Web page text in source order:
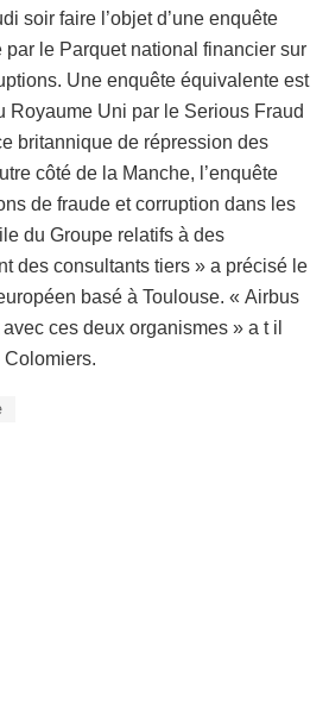
soir faire l’objet d’une enquête
le Parquet national financier sur
Une enquête équivalente est
Royaume Uni par le Serious Fraud
britannique de répression des
côté de la Manche, l’enquête
de fraude et corruption dans les
du Groupe relatifs à des
des consultants tiers » a précisé le
basé à Toulouse. « Airbus
ces deux organismes » a t il
Colomiers.